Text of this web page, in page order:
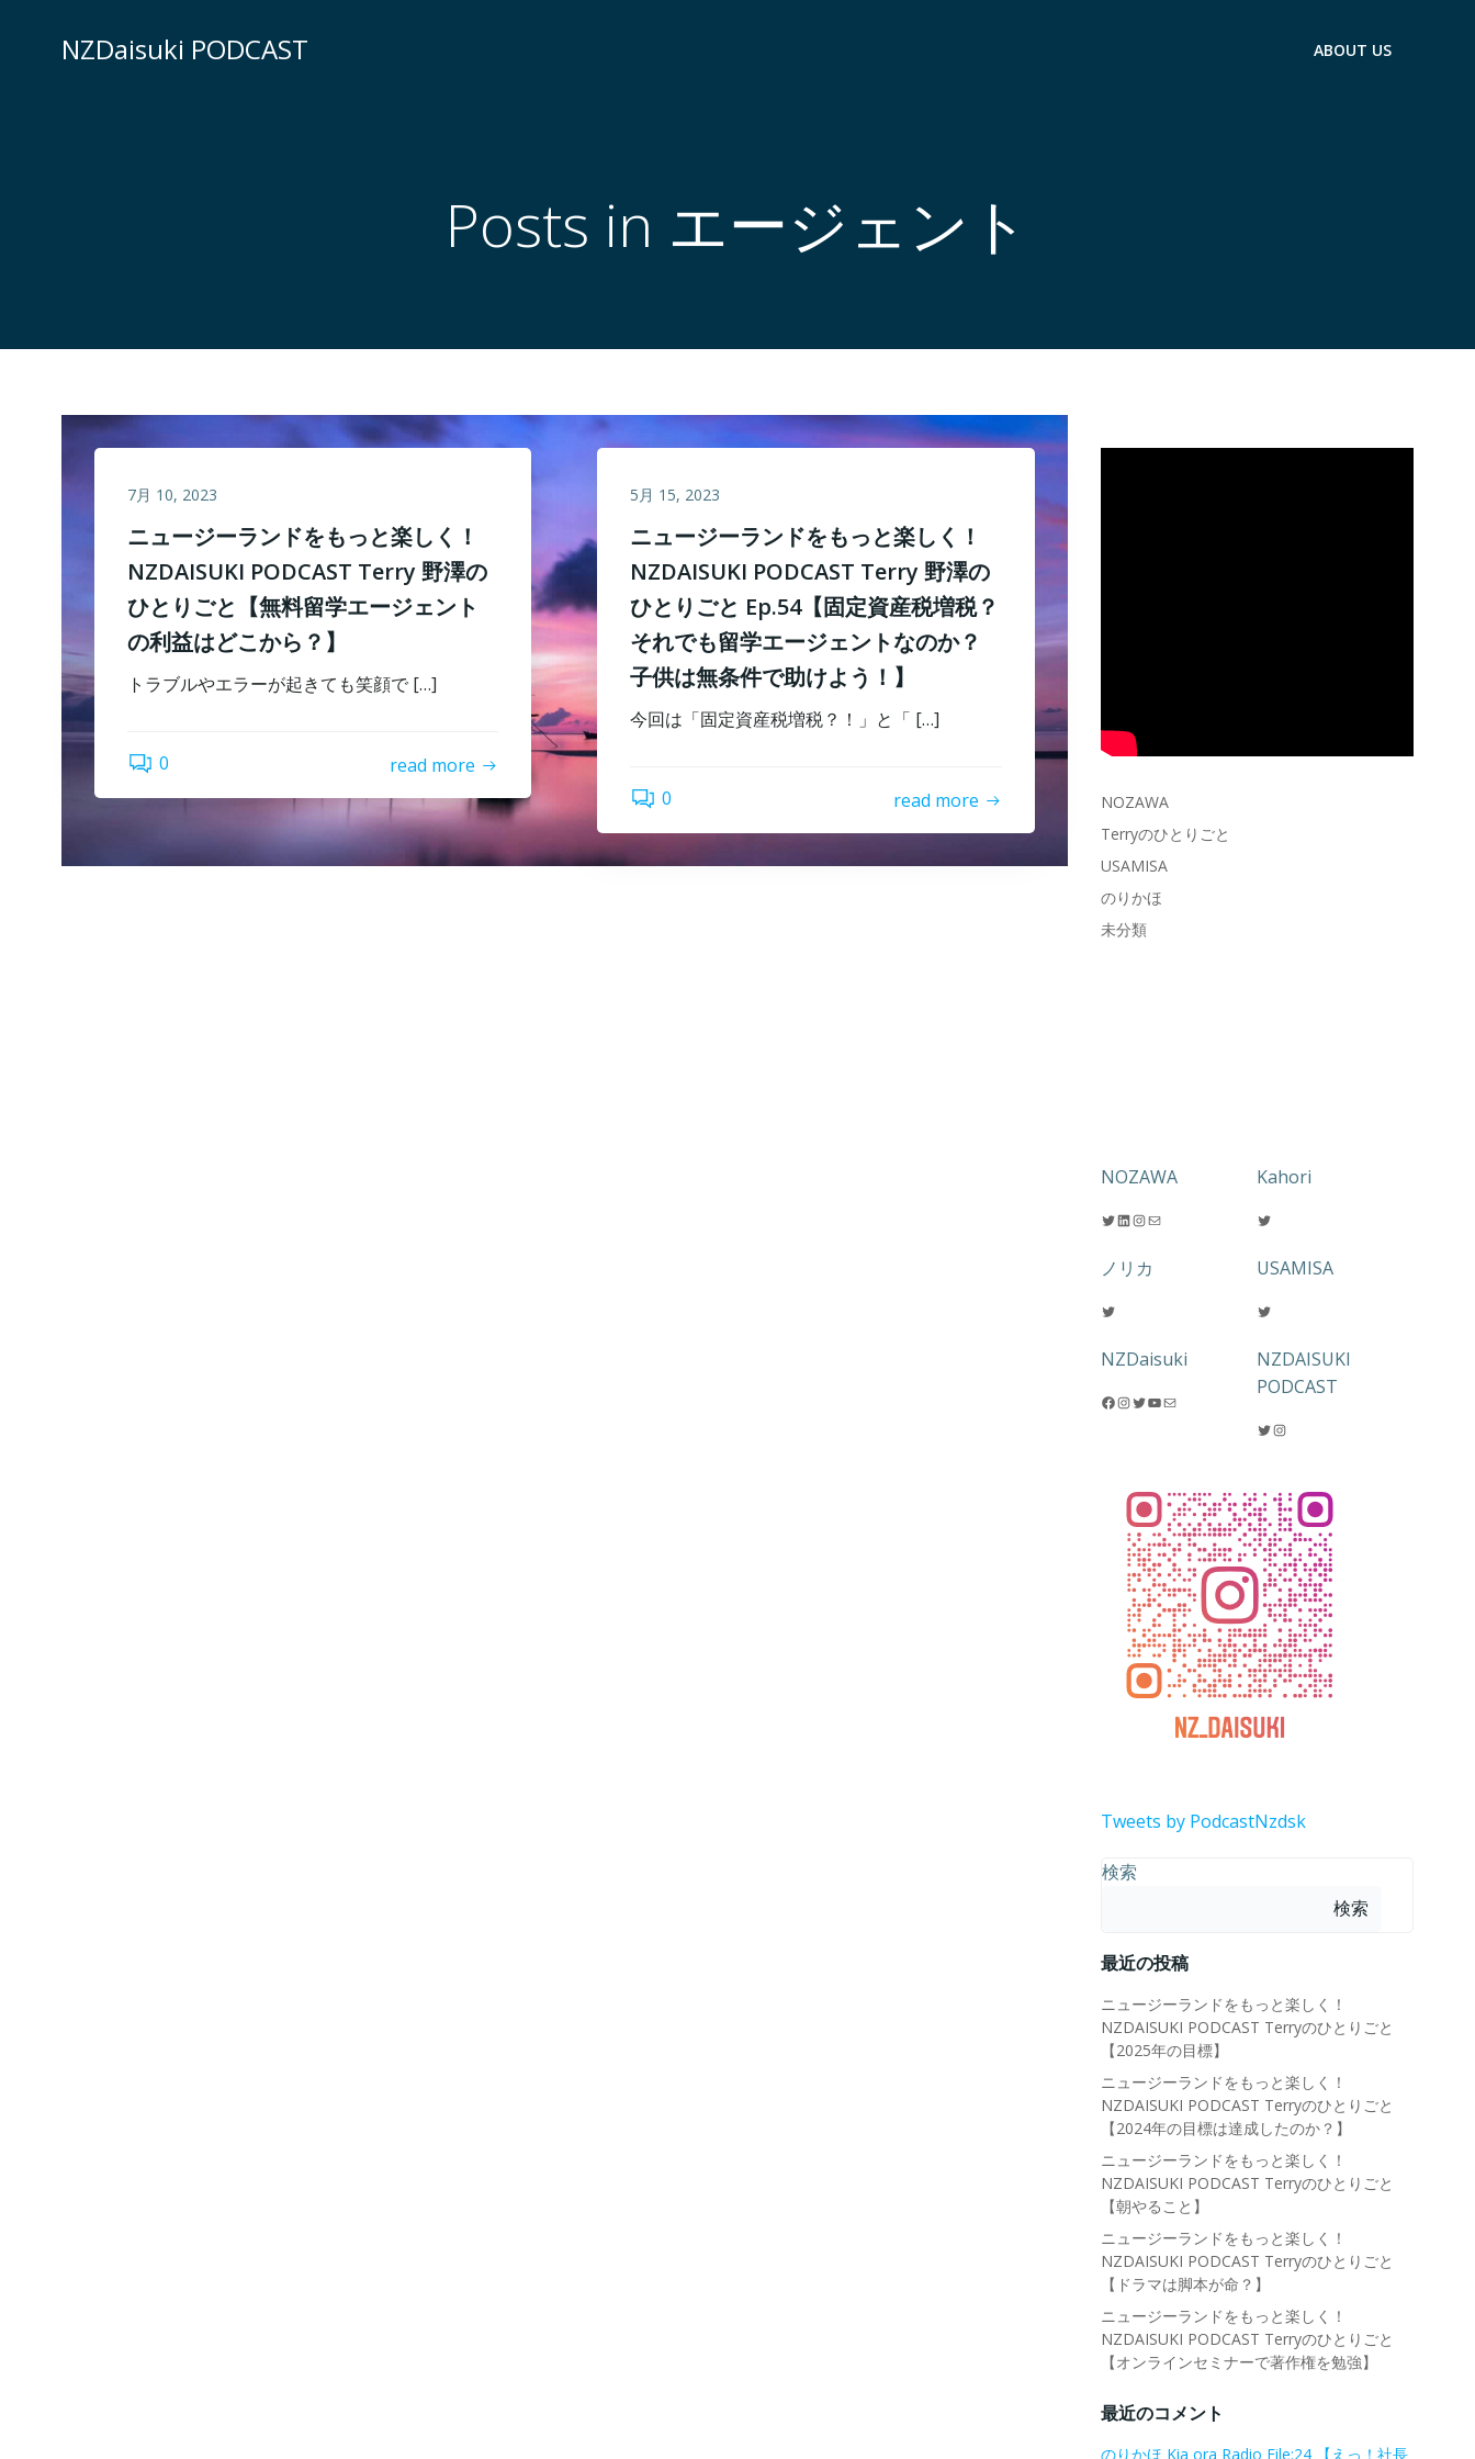
NZDaisuki PODCAST ABOUT US
Posts in エージェント
7月 10, 2023
ニュージーランドをもっと楽しく！
NZDAISUKI PODCAST Terry 野澤の
ひとりごと【無料留学エージェント
の利益はどこから？】
トラブルやエラーが起きても笑顔で […]
0 read more
5月 15, 2023
ニュージーランドをもっと楽しく！
NZDAISUKI PODCAST Terry 野澤の
ひとりごと Ep.54【固定資産税増税？
それでも留学エージェントなのか？
子供は無条件で助けよう！】
今回は「固定資産税増税？！」と「 […]
0 read more
NOZAWA
Terryのひとりごと
USAMISA
のりかほ
未分類
NOZAWA
Twitter LinkedIn Instagramメール
Kahori
Twitter
ノリカ
Twitter
USAMISA
Twitter
NZDaisuki
Facebook InstagramTwitter YouTube メール
NZDAISUKI
PODCAST
Twitter Instagram
Tweets by PodcastNzdsk
検索
検索
最近の投稿
ニュージーランドをもっと楽しく！
NZDAISUKI PODCAST Terryのひとりごと
【2025年の目標】
ニュージーランドをもっと楽しく！
NZDAISUKI PODCAST Terryのひとりごと
【2024年の目標は達成したのか？】
ニュージーランドをもっと楽しく！
NZDAISUKI PODCAST Terryのひとりごと
【朝やること】
ニュージーランドをもっと楽しく！
NZDAISUKI PODCAST Terryのひとりごと
【ドラマは脚本が命？】
ニュージーランドをもっと楽しく！
NZDAISUKI PODCAST Terryのひとりごと
【オンラインセミナーで著作権を勉強】
最近のコメント
のりかほ Kia ora Radio File:24 【えっ！社長